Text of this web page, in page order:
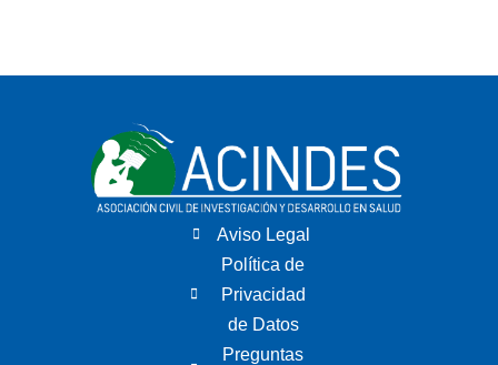
Aviso Legal
Política de
Privacidad
de Datos
Preguntas